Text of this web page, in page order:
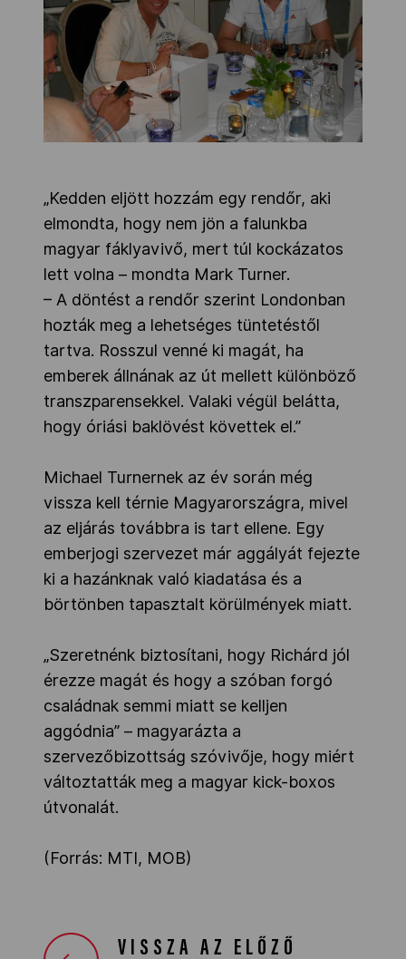
„Kedden eljött hozzám egy rendőr, aki
elmondta, hogy nem jön a falunkba
magyar fáklyavivő, mert túl kockázatos
lett volna – mondta Mark Turner.
– A döntést a rendőr szerint Londonban
hozták meg a lehetséges tüntetéstől
tartva. Rosszul venné ki magát, ha
emberek állnának az út mellett különböző
transzparensekkel. Valaki végül belátta,
hogy óriási baklövést követtek el.”
Michael Turnernek az év során még
vissza kell térnie Magyarországra, mivel
az eljárás továbbra is tart ellene. Egy
emberjogi szervezet már aggályát fejezte
ki a hazánknak való kiadatása és a
börtönben tapasztalt körülmények miatt.
„Szeretnénk biztosítani, hogy Richárd jól
érezze magát és hogy a szóban forgó
családnak semmi miatt se kelljen
aggódnia” – magyarázta a
szervezőbizottság szóvivője, hogy miért
változtatták meg a magyar kick-boxos
útvonalát.
(Forrás: MTI, MOB)
VISSZA AZ ELŐZŐ